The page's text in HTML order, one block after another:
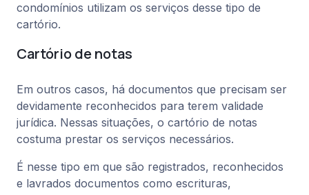
condomínios utilizam os serviços desse tipo de
cartório.
Cartório de notas
Em outros casos, há documentos que precisam ser
devidamente reconhecidos para terem validade
jurídica. Nessas situações, o cartório de notas
costuma prestar os serviços necessários.
É nesse tipo em que são registrados, reconhecidos
e lavrados documentos como escrituras,